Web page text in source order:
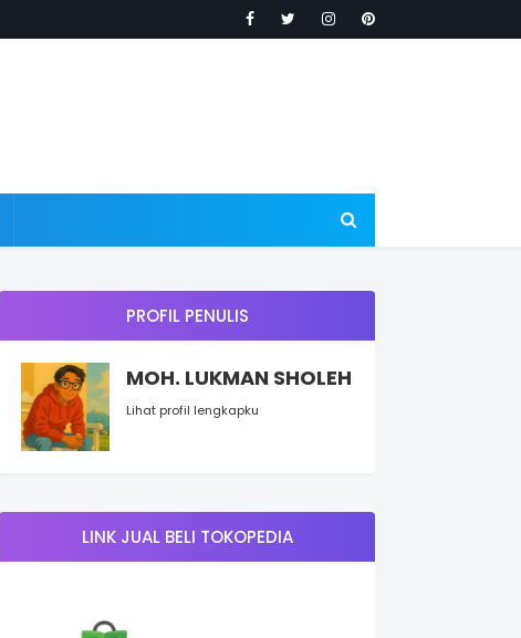
PROFIL PENULIS
MOH. LUKMAN SHOLEH
Lihat profil lengkapku
LINK JUAL BELI TOKOPEDIA